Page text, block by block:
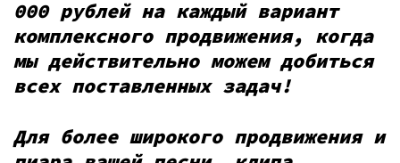
000 рублей на каждый вариант
комплексного продвижения, когда
мы действительно можем добиться
всех поставленных задач!
Для более широкого продвижения и